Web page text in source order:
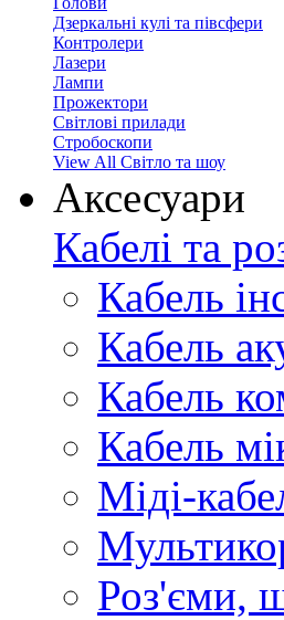
Дзеркальні кулі та півсфери
Контролери
Лазери
Лампи
Прожектори
Світлові прилади
Стробоскопи
View All Світло та шоу
Аксесуари
Кабелі та
Кабель
Кабель
Кабель
Кабель
Міді-
Роз'єми,